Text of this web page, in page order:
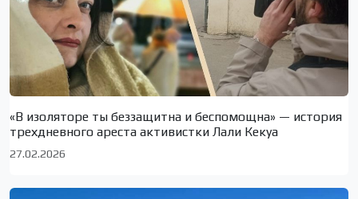
«В изоляторе ты беззащитна и беспомощна» — история
трехдневного ареста активистки Лали Кекуа
27.02.2026